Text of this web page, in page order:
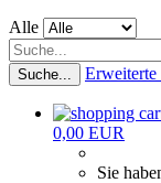
Alle
Suche... Erweiterte
0,00 EUR
Sie